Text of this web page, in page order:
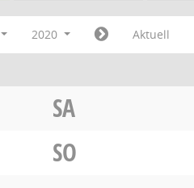
2020 Aktuell
SA
SO